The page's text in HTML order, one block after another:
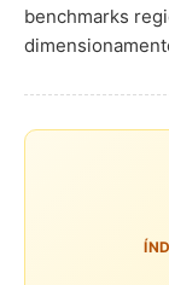
benchmarks